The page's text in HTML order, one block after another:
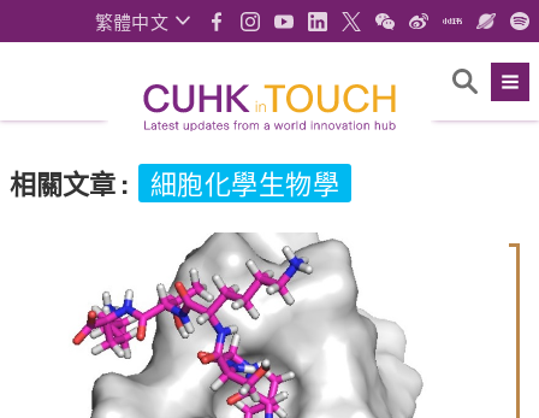
繁體中文
相關文章: 細胞化學生物學